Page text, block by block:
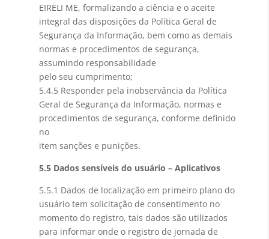
EIRELI ME, formalizando a ciência e o aceite
integral das disposições da Política Geral de
Segurança da Informação, bem como as demais
normas e procedimentos de segurança,
assumindo responsabilidade
pelo seu cumprimento;
5.4.5 Responder pela inobservância da Política
Geral de Segurança da Informação, normas e
procedimentos de segurança, conforme definido
no
item sanções e punições.
5.5 Dados sensíveis do usuário – Aplicativos
5.5.1 Dados de localização em primeiro plano do
usuário tem solicitação de consentimento no
momento do registro, tais dados são utilizados
para informar onde o registro de jornada de